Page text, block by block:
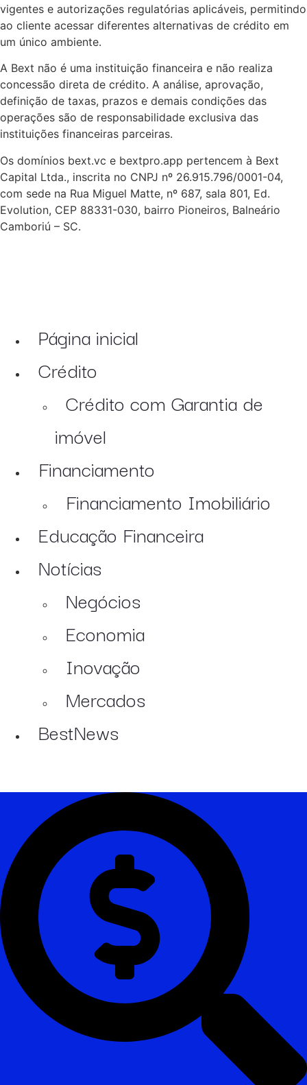
vigentes e autorizações regulatórias aplicáveis, permitindo
ao cliente acessar diferentes alternativas de crédito em
um único ambiente.
A Bext não é uma instituição financeira e não realiza
concessão direta de crédito. A análise, aprovação,
definição de taxas, prazos e demais condições das
operações são de responsabilidade exclusiva das
instituições financeiras parceiras.
Os domínios bext.vc e bextpro.app pertencem à Bext
Capital Ltda., inscrita no CNPJ nº 26.915.796/0001-04,
com sede na Rua Miguel Matte, nº 687, sala 801, Ed.
Evolution, CEP 88331-030, bairro Pioneiros, Balneário
Camboriú – SC.
Página inicial
Crédito
Crédito com Garantia de
imóvel
Financiamento
Financiamento Imobiliário
Educação Financeira
Notícias
Negócios
Economia
Inovação
Mercados
BestNews